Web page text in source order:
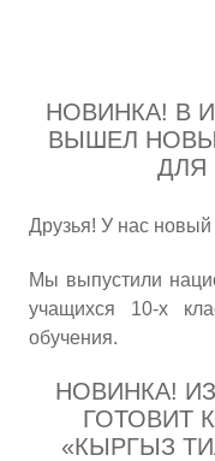
НОВИНКА! В
ВЫШЕЛ
ДЛЯ
Друзья! У нас новый
Мы выпустили
учащихся 10-х
обучения.
НОВИНКА!
ГОТОВИТ
«КЫРГЫЗ